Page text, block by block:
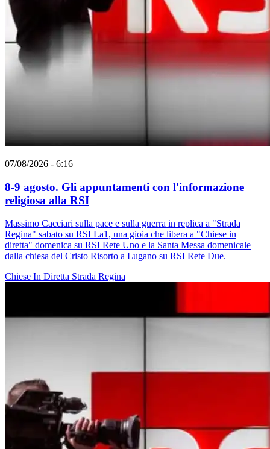
07/08/2026 - 6:16
8-9 agosto. Gli appuntamenti con l'informazione
religiosa alla RSI
Massimo Cacciari sulla pace e sulla guerra in replica a "Strada
Regina" sabato su RSI La1, una gioia che libera a "Chiese in
diretta" domenica su RSI Rete Uno e la Santa Messa domenicale
dalla chiesa del Cristo Risorto a Lugano su RSI Rete Due.
Chiese In Diretta Strada Regina